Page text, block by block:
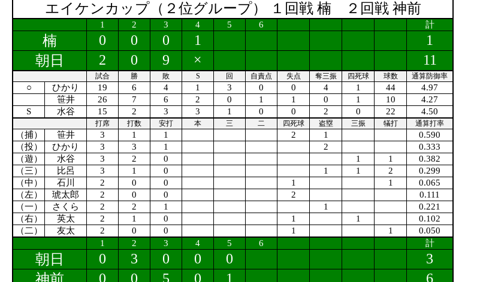
エイケンカップ（２位グループ） １回戦 楠 ２回戦 神前
1 2 3 4 5 6 計
楠 0 0 0 1
1
朝日
2 0 9 × 11
試合 勝 敗 S 回 自責点 失点 奪三振 四死球 球数 通算防御率
○ ひかり 19 6 4 1 3 0 0 4 1 44
4.97
笹井
26 7 6 2 0 1 1 0 1 10
4.27
S
水谷 15 2 3 3 1 0 0 2 0 22 4.50
打席 打数 安打 本 三 二 四死球 盗塁 三振 犠打 通算打率
（捕） 笹井 3 1 1 2 1
0.590
（投）
ひかり 3 3 1 2
0.333
（遊）
水谷 3 2 0 1 1
0.382
（三）
比呂 3 1 0 1 1 2
0.299
（中）
石川 2 0 0 1 1
0.065
（左）
琥太郎 2 0 0 2
0.111
（一）
さくら 2 2 1 1
0.221
（右）
英太 2 1 0 1 1
0.102
（二）
友太 2 0 0 1 1
0.050
1
2 3 4 5 6 計
朝日 0 3 0 0 0
3
0 0 5 0 1 6